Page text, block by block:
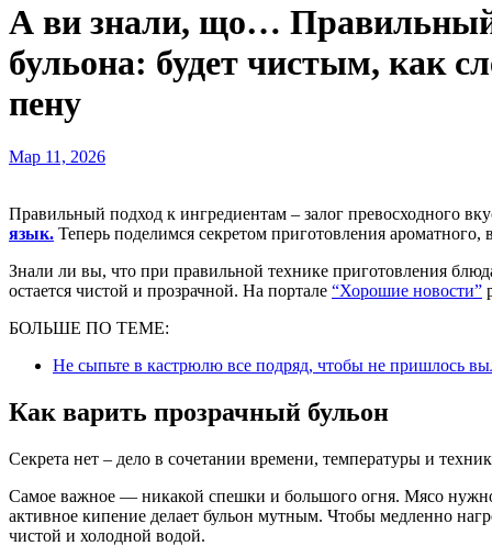
А ви знали, що… Правильный
бульона: будет чистым, как
пену
Мар 11, 2026
Правильный подход к ингредиентам – залог превосходного
язык. Теперь поделимся секретом приготовления ароматного,
Знали ли вы, что при правильной технике приготовления
остается чистой и прозрачной. На портале “Хорошие новости”
БОЛЬШЕ ПО ТЕМЕ:
Не сыпьте в кастрюлю все подряд, чтобы не пришлось
Как варить прозрачный бульон
Секрета нет – дело в сочетании времени, температуры и
Самое важное — никакой спешки и большого огня. Мясо
активное кипение делает бульон мутным. Чтобы медленно
чистой и холодной водой.